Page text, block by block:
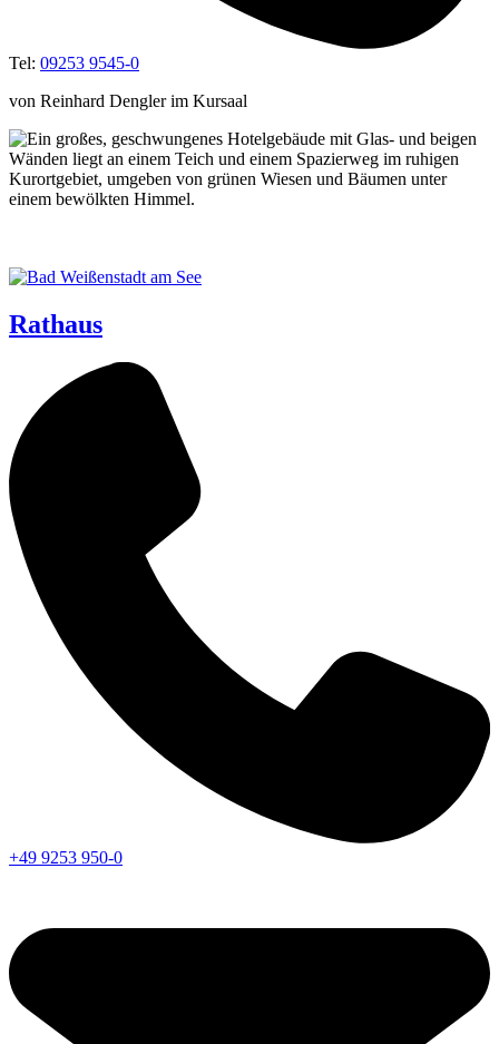
Tel: 09253 9545-0
von Reinhard Dengler im Kursaal
Rathaus
+49 9253 950-0